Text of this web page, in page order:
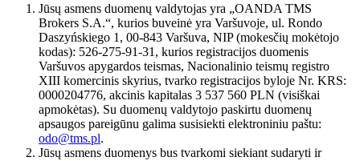
Jūsų asmens duomenų valdytojas yra „OANDA TMS
Brokers S.A.“, kurios buveinė yra Varšuvoje, ul. Rondo
Daszyńskiego 1, 00-843 Varšuva, NIP (mokesčių mokėtojo
kodas): 526-275-91-31, kurios registracijos duomenis
Varšuvos apygardos teismas, Nacionalinio teismų registro
XIII komercinis skyrius, tvarko registracijos byloje Nr. KRS:
0000204776, akcinis kapitalas 3 537 560 PLN (visiškai
apmokėtas). Su duomenų valdytojo paskirtu duomenų
apsaugos pareigūnu galima susisiekti elektroniniu paštu:
odo@tms.pl.
Jūsų asmens duomenys bus tvarkomi siekiant sudaryti ir